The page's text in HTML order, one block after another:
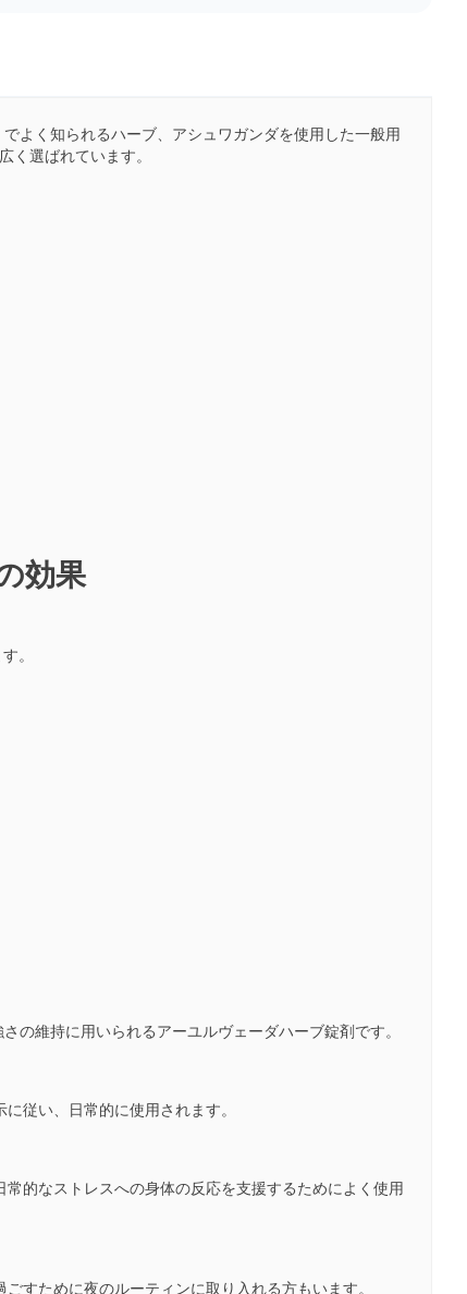
よく知られるハーブ、アシュワガンダを使用した一般用
く選ばれています。
効果
。
の維持に用いられるアーユルヴェーダハーブ錠剤です。
従い、日常的に使用されます。
的なストレスへの身体の反応を支援するためによく使用
すために夜のルーティンに取り入れる方もいます。